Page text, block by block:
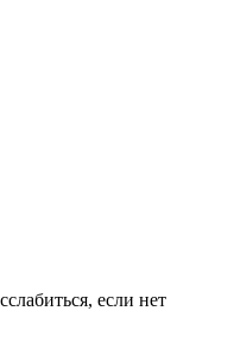
если нет